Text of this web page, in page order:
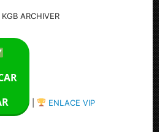
KGB ARCHIVER
ENLACE VIP